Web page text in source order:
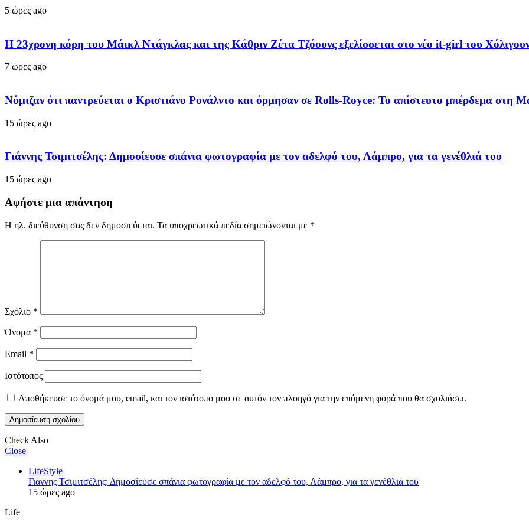
5 ώρες ago
Η 23χρονη κόρη τoυ Μάικλ Ντάγκλας και της Κάθριν Ζέτα Τζόουνς εξελίσσεται στο νέο it-girl του
7 ώρες ago
Νόμιζαν ότι παντρεύεται ο Κριστιάνο Ρονάλντο και όρμησαν σε Rolls-Royce: Το απίστευτο μπέρδεμα στη
15 ώρες ago
Γιάννης Τσιμιτσέλης: Δημοσίευσε σπάνια φωτογραφία με τον αδελφό του, Λάμπρο, για τα γενέθλιά του
15 ώρες ago
Αφήστε μια απάντηση
Η ηλ. διεύθυνση σας δεν δημοσιεύεται. Τα υποχρεωτικά πεδία σημειώνονται με *
Σχόλιο *
Όνομα *
Email *
Ιστότοπος
Αποθήκευσε το όνομά μου, email, και τον ιστότοπο μου σε αυτόν τον πλοηγό για την επόμενη φορά που θα σχολιάσω.
Check Also
Close
LifeStyle
Γιάννης Τσιμιτσέλης: Δημοσίευσε σπάνια φωτογραφία με τον αδελφό του, Λάμπρο, για τα γενέθλιά του
15 ώρες ago
Life